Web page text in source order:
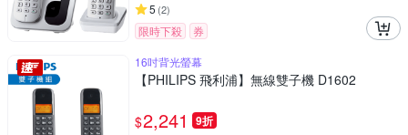
5 (2)
限時下殺
券
16吋背光螢幕
【PHILIPS 飛利浦】無線雙子機 D1602
$2,241 9折